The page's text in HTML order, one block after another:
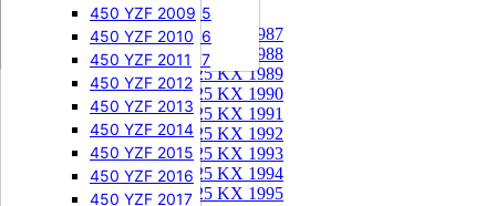
525 EXC-F 2005
525 EXC-F 2006
525 EXC-F 2007
450 YZF 2009
450 YZF 2010
450 YZF 2011
450 YZF 2012
450 YZF 2013
450 YZF 2014
450 YZF 2015
450 YZF 2016
450 YZF 2017
125 KX 
125 KX 1987
125 KX 1988
125 KX 1989
125 KX 1990
125 KX 1991
125 KX 1992
125 KX 1993
125 KX 1994
125 KX 1995